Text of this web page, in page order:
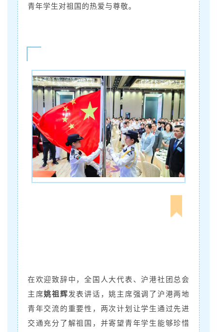
青年学生对祖国的热爱与尊敬。
在欢迎致辞中，全国人大代表、沪港社团总会
主席姚祖辉发表讲话，姚主席强调了沪港两地
青年交流的重要性，两次计划让学生通过先进
交通充分了解祖国，并寄望青年学生能够珍惜